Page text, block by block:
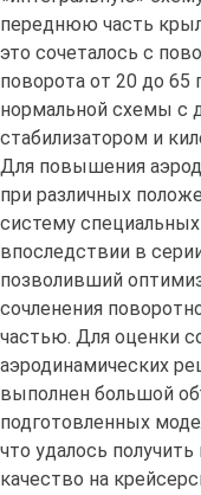
переднюю часть
это сочеталось с
поворота от 20 до
нормальной схемы с
стабилизатором и
Для повышения
при различных
систему
впоследствии в
позволивший
сочленения
частью. Для оценки
аэродинамических
выполнен большой
подготовленных
что удалось
качество на